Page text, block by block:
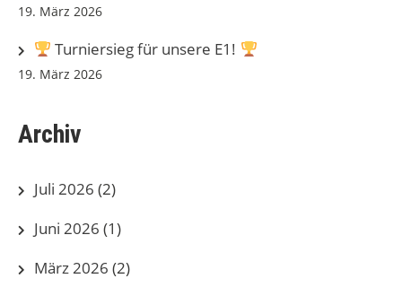
19. März 2026
Turniersieg für unsere E1!
19. März 2026
Archiv
Juli 2026 (2)
Juni 2026 (1)
März 2026 (2)